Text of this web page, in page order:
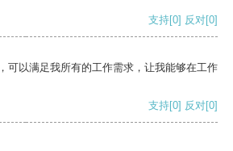
支持[0] 反对[0]
可以满足我所有的工作需求，让我能够在工作
支持[0] 反对[0]